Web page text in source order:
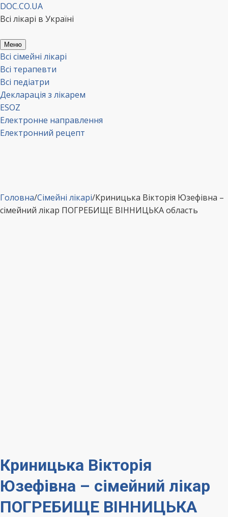
Перейти
до
DOC.CO.UA
Всі лікарі в Україні
Меню
Всі сімейні лікарі
Всі терапевти
Всі педіатри
Декларація з лікарем
ESOZ
Електронне направлення
Електронний рецепт
Головна/Сімейні лікарі/Криницька Вікторія Юзефівна –
сімейний лікар ПОГРЕБИЩЕ ВІННИЦЬКА область
Криницька Вікторія
Юзефівна – сімейний лікар
ПОГРЕБИЩЕ ВІННИЦЬКА